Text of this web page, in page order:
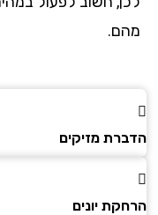
מהם.
הדברת מזיקים
הרחקת יונים